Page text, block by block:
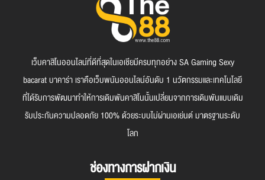
เว็บคาสิโนออนไลน์ที่ดีที่สุดในเอเชียมีครบทุกอย่าง SA Gaming Sexy
bacarat บาคาร่า เราคือเว็บพนันออนไลน์อันดับ 1 นวัตกรรมและเทคโนโลยี
ที่ได้รับการพัฒนาทำให้การเดิมพันคาสิโนนั้นเปลี่ยนจากการเดิมพันแบบเดิม
รับประกันความปลอดภัย 100% ด้วยระบบไม่ผ่านเอเย่นต์ มาตรฐานระดับ
โลก
ช่องทางการฝากเงิน